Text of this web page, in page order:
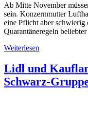
Ab Mitte November
sein. Konzernmutter
eine Pflicht aber schwierig
Quarantäneregeln
Weiterlesen
Lidl und
Schwarz-